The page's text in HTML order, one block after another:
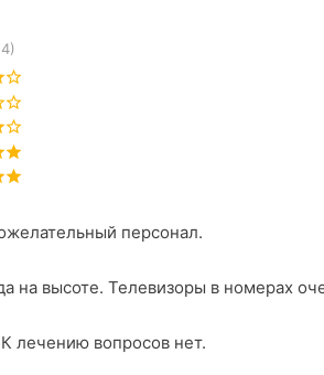
персонал.
Уборка номеров не всегда на высоте.
лечению вопросов нет.